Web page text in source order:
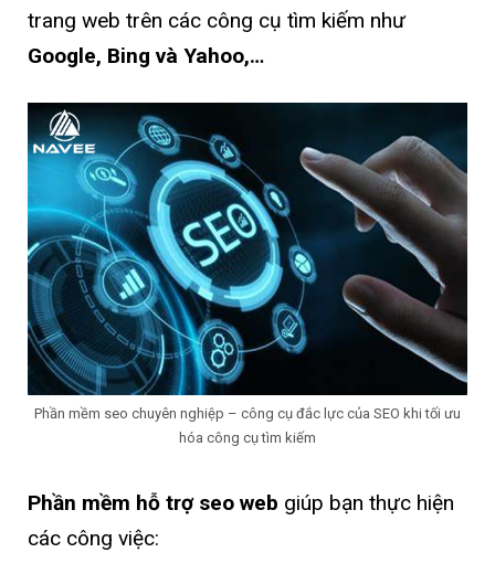
trang web trên các công cụ tìm kiếm như
Google, Bing và Yahoo,…
Phần mềm seo chuyên nghiệp – công cụ đắc lực của SEO khi tối ưu
hóa công cụ tìm kiếm
Phần mềm hỗ trợ seo web giúp bạn thực hiện
các công việc: